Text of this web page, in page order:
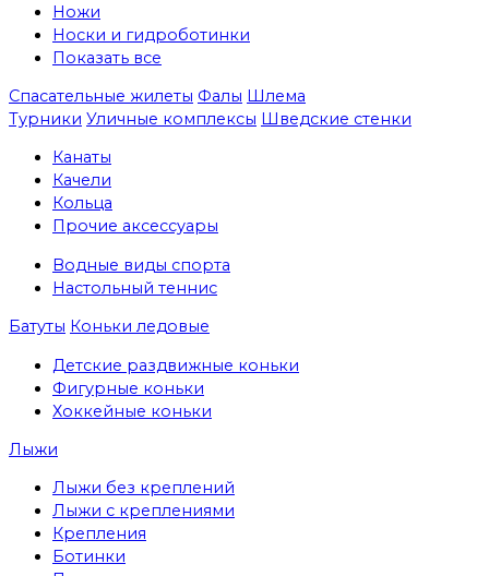
Ножи
Носки и гидроботинки
Показать все
Спасательные жилеты Фалы Шлема
Турники Уличные комплексы Шведские стенки
Канаты
Качели
Кольца
Прочие аксессуары
Водные виды спорта
Настольный теннис
Батуты Коньки ледовые
Детские раздвижные коньки
Фигурные коньки
Хоккейные коньки
Лыжи
Лыжи без креплений
Лыжи с креплениями
Крепления
Ботинки